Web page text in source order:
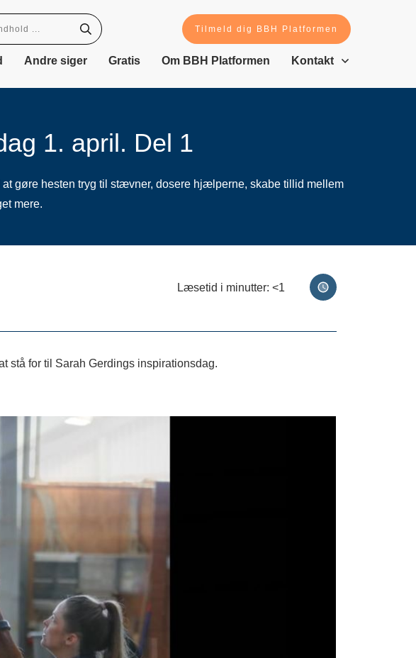
Tilmeld dig BBH Platformen
Andre siger Gratis Om BBH Platformen Kontakt
1. april. Del 1
gøre hesten tryg til stævner, dosere hjælperne, skabe tillid mellem
mere.
Læsetid i minutter: <1
stå for til Sarah Gerdings inspirationsdag.